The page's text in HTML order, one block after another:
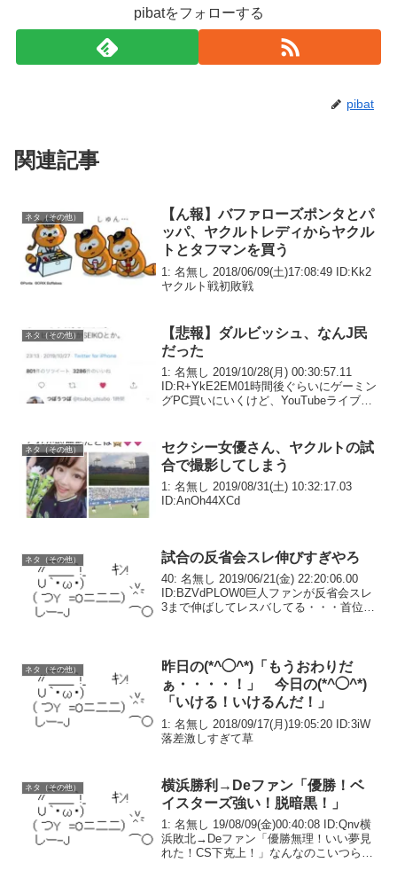
pibatをフォローする
pibat
関連記事
ネタ（その他）
【ん報】バファローズポンタとパ
ッパ、ヤクルトレディからヤクル
トとタフマンを買う
1: 名無し 2018/06/09(土)17:08:49 ID:Kk2
ヤクルト戦初敗戦
ネタ（その他）
【悲報】ダルビッシュ、なんJ民
だった
1: 名無し 2019/10/28(月) 00:30:57.11
ID:R+YkE2EM01時間後ぐらいにゲーミン
グPC買いにいくけど、YouTubeライブし
ネタ（その他）
セクシー女優さん、ヤクルトの試
合で撮影してしまう
1: 名無し 2019/08/31(土) 10:32:17.03
ID:AnOh44XCd
ネタ（その他） 試合の反省会スレ伸びすぎやろ
40: 名無し 2019/06/21(金) 22:20:06.00
ID:BZVdPLOW0巨人ファンが反省会スレ
3まで伸ばしてレスバしてる・・・首位キ
ネタ（その他）
昨日の(*^◯^*)「もうおわりだ
ぁ・・・・！」 今日の(*^◯^*)
「いける！いけるんだ！」
1: 名無し 2018/09/17(月)19:05:20 ID:3iW
落差激しすぎて草
ネタ（その他）
横浜勝利→Deファン「優勝！ベ
イスターズ強い！脱暗黒！」
1: 名無し 19/08/09(金)00:40:08 ID:Qnv横
浜敗北→Deファン「優勝無理！いい夢見
れた！CS下克上！」なんなのこいつらち